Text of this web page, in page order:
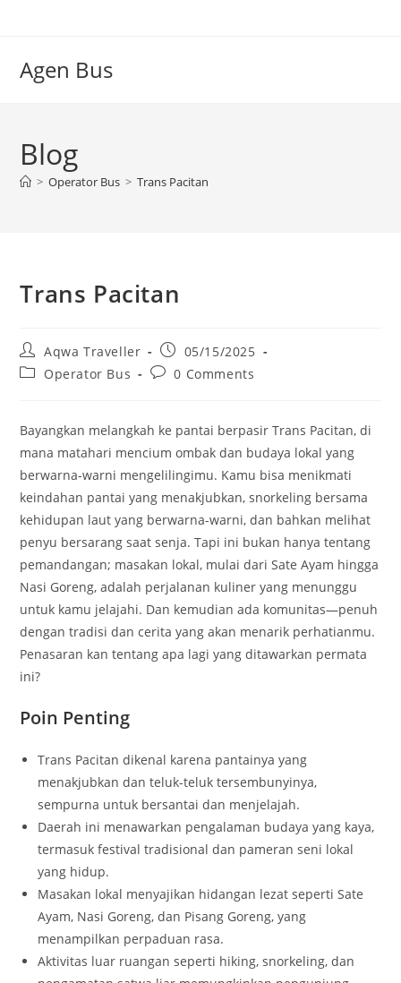
Agen Bus
Blog
> Operator Bus > Trans Pacitan
Trans Pacitan
Post
author:
Aqwa Traveller
Post
published:
05/15/2025
PostOperator Bus
Post0 Comments
Bayangkan melangkah ke pantai berpasir Trans Pacitan, di
mana matahari mencium ombak dan budaya lokal yang
berwarna-warni mengelilingimu. Kamu bisa menikmati
keindahan pantai yang menakjubkan, snorkeling bersama
kehidupan laut yang berwarna-warni, dan bahkan melihat
penyu bersarang saat senja. Tapi ini bukan hanya tentang
pemandangan; masakan lokal, mulai dari Sate Ayam hingga
Nasi Goreng, adalah perjalanan kuliner yang menunggu
untuk kamu jelajahi. Dan kemudian ada komunitas—penuh
dengan tradisi dan cerita yang akan menarik perhatianmu.
Penasaran kan tentang apa lagi yang ditawarkan permata
ini?
Poin Penting
Trans Pacitan dikenal karena pantainya yang
menakjubkan dan teluk-teluk tersembunyinya,
sempurna untuk bersantai dan menjelajah.
Daerah ini menawarkan pengalaman budaya yang kaya,
termasuk festival tradisional dan pameran seni lokal
yang hidup.
Masakan lokal menyajikan hidangan lezat seperti Sate
Ayam, Nasi Goreng, dan Pisang Goreng, yang
menampilkan perpaduan rasa.
Aktivitas luar ruangan seperti hiking, snorkeling, dan